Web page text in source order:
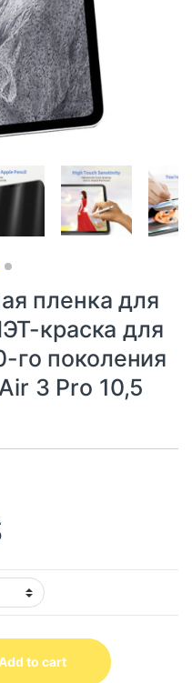
пленка для
краска для
го поколения
3 Pro 10,5
to cart